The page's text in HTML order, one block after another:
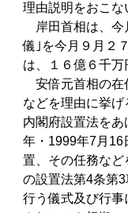
理由説明をおこな
岸田首相は、今
儀｣を今月９月２
は、１６億６千万
安倍元首相の在
などを理由に挙げ
内閣府設置法を
年・1999年7月16
置、その任務など
の設置法第4条第
行う儀式及び行